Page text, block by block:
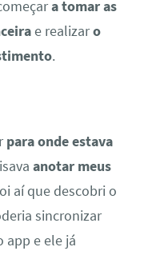
a tomar as
e realizaro
.
para onde estava
anotar meus
aí que descobri o
sincronizar
app e ele já